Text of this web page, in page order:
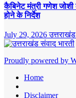
कैबिनेट मंत्री गणेश जोशी
होने के निर्देश
July 29, 2026
Proudly powered by
Home
Disclaimer